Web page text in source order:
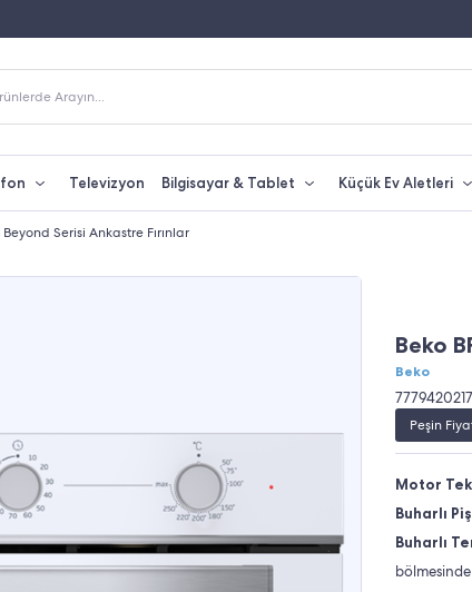
Arayın...
Televizyon Bilgisayar & Tablet Küçük Ev Aletleri
Serisi Ankastre Fırınlar
Beko
Beko
7779420217
Peşin
Motor
Buharlı
Buharlı